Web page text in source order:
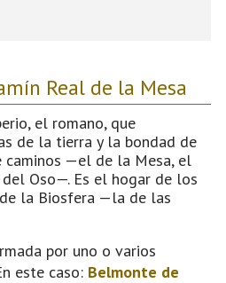
Real de la Mesa
el romano, que
de la tierra y la bondad de
caminos —el de la Mesa, el
Oso—. Es el hogar de los
la Biosfera —la de las
por uno o varios
este caso: Belmonte de